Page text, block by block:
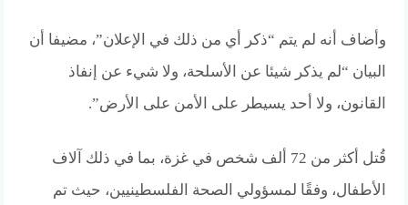
وأضاف أنه لم يتم “ذكر أي من ذلك في الإعلان”، مضيفا أن
البيان “لم يذكر شيئا عن الأسلحة، ولا شيء عن إنفاذ
القانون، ولا أحد يسيطر على الأمن على الأرض”.
قُتل أكثر من 72 ألف شخص في غزة، بما في ذلك آلاف
الأطفال، وفقًا لمسؤولي الصحة الفلسطينيين، حيث تم